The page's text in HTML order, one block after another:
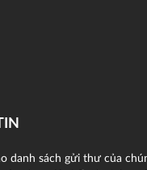
danh sách gửi thư của